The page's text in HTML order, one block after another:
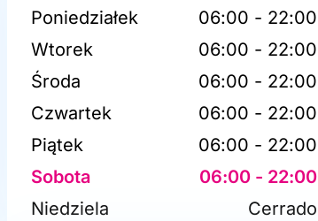
Poniedziałek
06:00 - 22:00
Wtorek
06:00 - 22:00
Środa
06:00 - 22:00
Czwartek
06:00 - 22:00
Piątek
06:00 - 22:00
Sobota
06:00 - 22:00
Niedziela
Cerrado